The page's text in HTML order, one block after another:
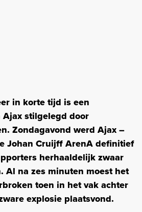
in korte tijd is een
stilgelegd door
Zondagavond werd Ajax –
Johan Cruijff ArenA definitief
herhaaldelijk zwaar
Al na zes minuten moest het
toen in het vak achter
explosie plaatsvond.